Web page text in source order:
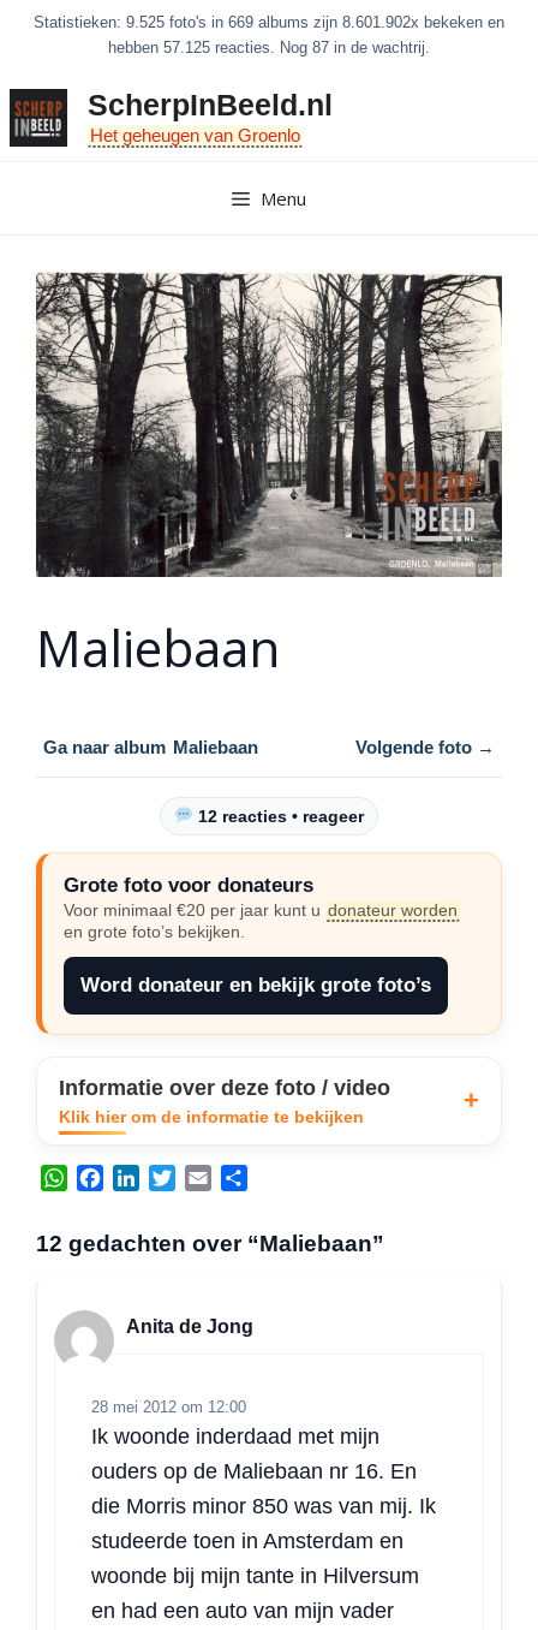
inhoud
Statistieken: 9.525 foto's in 669 albums zijn 8.601.902x bekeken en
hebben 57.125 reacties. Nog 87 in de wachtrij.
ScherpInBeeld.nl
Het geheugen van Groenlo
Menu
Maliebaan
Ga naar album Maliebaan Volgende foto →
12 reacties • reageer
Grote foto voor donateurs
Voor minimaal €20 per jaar kunt u donateur worden
en grote foto’s bekijken.
Word donateur en bekijk grote foto’s
Informatie over deze foto / video
Klik hier om de informatie te bekijken
W
t
A
p
p
c
e
o
k
n
k
I
t
r
i
12 gedachten over “Maliebaan”
Anita de Jong
28 mei 2012 om 12:00
Ik woonde inderdaad met mijn
ouders op de Maliebaan nr 16. En
die Morris minor 850 was van mij. Ik
studeerde toen in Amsterdam en
woonde bij mijn tante in Hilversum
en had een auto van mijn vader